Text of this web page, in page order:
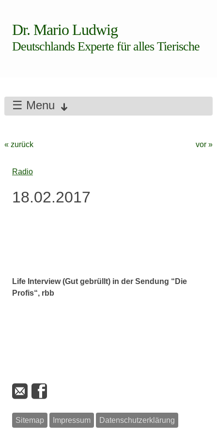
Dr. Mario Ludwig
Deutschlands Experte für alles Tierische
☰ Menu
« zurück vor »
Radio
18.02.2017
Life Interview (Gut gebrüllt) in der Sendung “Die
Profis“, rbb
Sitemap Impressum Datenschutzerklärung